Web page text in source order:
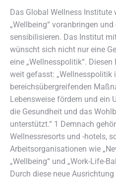
Das Global Wellness
„Wellbeing“ voranbringen
sensibilisieren. Das Institut
wünscht sich nicht nur eine
eine „Wellnesspolitik“.
weit gefasst: „Wellnesspolitik
bereichsübergreifenden
Lebensweise fördern und ein
die Gesundheit und das
unterstützt.“ 1 Demnach
Wellnessresorts und -hotels,
Arbeitsorganisationen wie
„Wellbeing“ und „Work-Life-
Durch diese neue